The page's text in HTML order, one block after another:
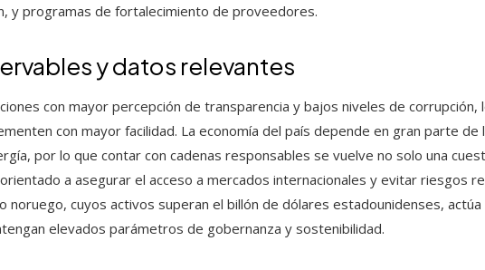
y programas de fortalecimiento de proveedores.
y datos relevantes
con mayor percepción de transparencia y bajos niveles de corrupción,
con mayor facilidad. La economía del país depende en gran parte
por lo que contar con cadenas responsables se vuelve no solo una
a asegurar el acceso a mercados internacionales y evitar riesgos
noruego, cuyos activos superan el billón de dólares estadounidenses,
elevados parámetros de gobernanza y sostenibilidad.